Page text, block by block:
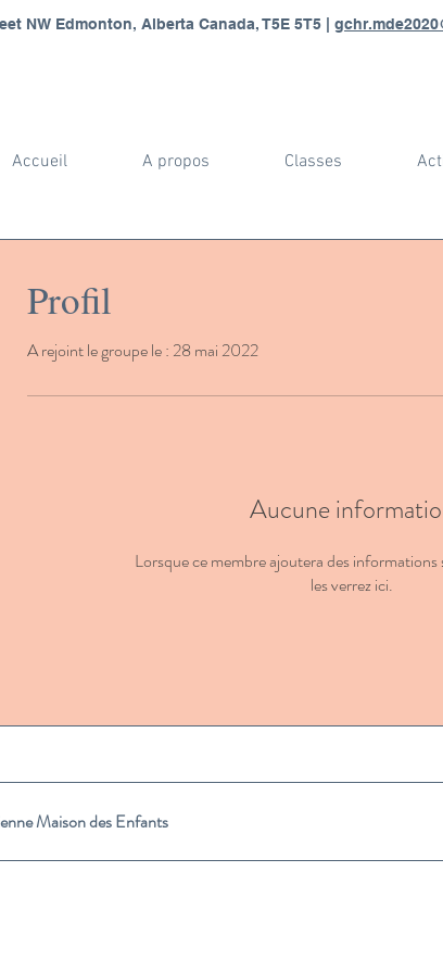
NW Edmonton, Alberta Canada, T5E 5T5 |
Accueil A propos Classes
Profil
A rejoint le groupe le : 28 mai 2022
Aucune
Lorsque ce membre ajoutera des
les verrez ici.
Maison des Enfants